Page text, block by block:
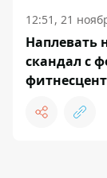
12:51, 21
Наплевать
скандал с